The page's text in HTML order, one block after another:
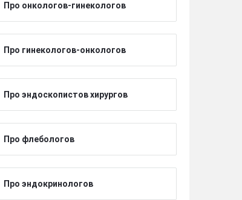
Про онкологов-гинекологов
Про гинекологов-онкологов
Про эндоскопистов хирургов
Про флебологов
Про эндокринологов